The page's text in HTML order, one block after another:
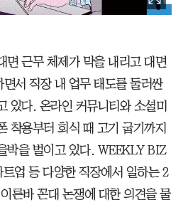
면 근무 체제가 막을 내리고 대면
서 직장 내 업무 태도를 둘러싼
있다. 온라인 커뮤니티와 소셜미
착용부터 회식 때 고기 굽기까지
박을 벌이고 있다. WEEKLY BIZ
업 등 다양한 직장에서 일하는 2
른바 꼰대 논쟁에 대한 의견을 물